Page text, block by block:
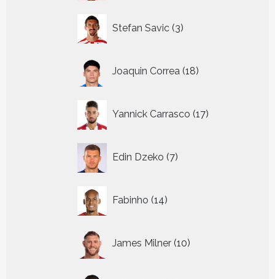
Stefan Savic 3
producten
Joaquin Correa 18
producten
Yannick Carrasco 17
producten
Edin Dzeko 7
producten
Fabinho 14
producten
James Milner 10
producten